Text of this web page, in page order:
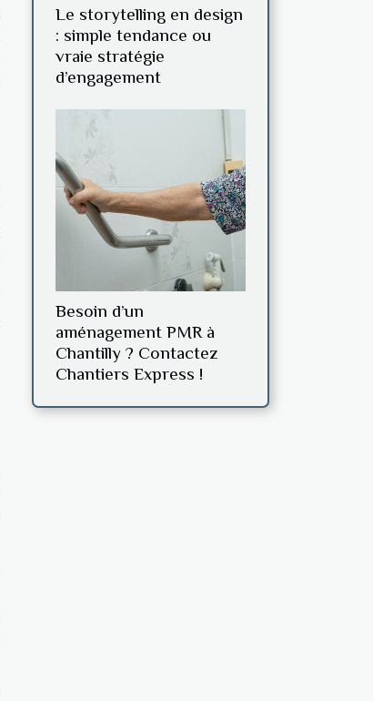
Le storytelling en design
: simple tendance ou
vraie stratégie
d’engagement
Besoin d’un
aménagement PMR à
Chantilly ? Contactez
Chantiers Express !